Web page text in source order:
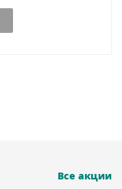
Все акции